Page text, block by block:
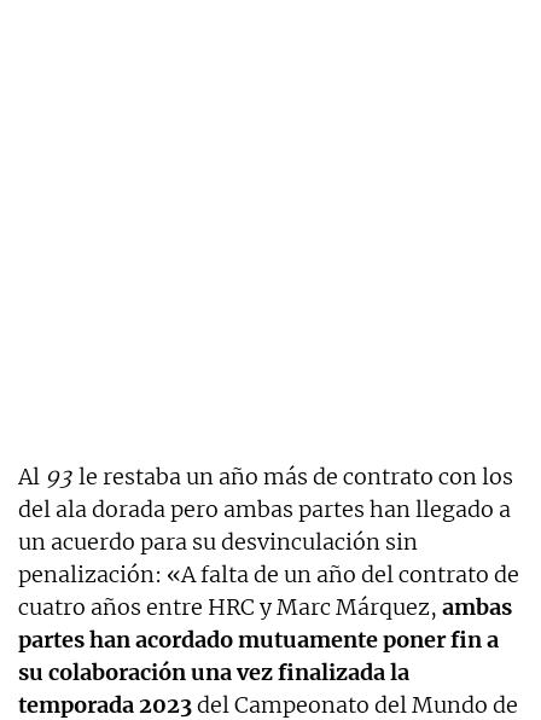
Al 93 le restaba un año más de contrato con los
del ala dorada pero ambas partes han llegado a
un acuerdo para su desvinculación sin
penalización: «A falta de un año del contrato de
cuatro años entre HRC y Marc Márquez, ambas
partes han acordado mutuamente poner fin a
su colaboración una vez finalizada la
temporada 2023del Campeonato del Mundo de